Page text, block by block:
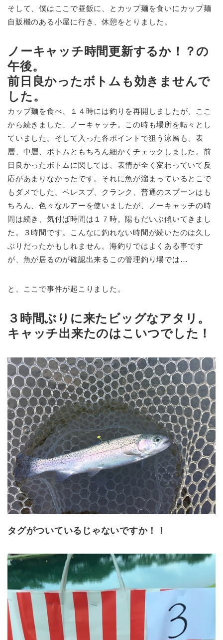
そして、僕はここで昼飯に、とカップ麺を食いにカップ麺
自販機のある小屋に行き、休憩をとりました。
ノーキャッチ時間更新するか！？の
午後。
前日良かったボトムも効きませんで
した。
カップ麺を食べ、１４時には釣りを再開しましたが、ここ
から続きました、ノーキャッチ。この時も場所を転々とし
ていました。そして入った各ポイントで狙う泳層も、表
層、中層、ボトムともちろん細かくチェックしました。前
日良かったボトムに関しては、表情が全く変わっていて反
応があまりなかったです。それに魚が溜まっているとこで
もダメでした。ペレスプ、クランク、普通のスプーンはも
ちろん、色々なルアーを使いましたが、ノーキャッチの時
間は続き、気付ば時間は１７時。陽もだいぶ傾いてきまし
た。３時間です。こんなに釣れない時間が続いたのは久し
ぶりだったかもしれません。海釣りではよくある事です
が、魚が居るのが確認出来るこの管理釣り場では…
と、ここで事件が起こりました。
３時間ぶりに来たビッグなアタリ。
キャッチ出来たのはこいつでした！
タグがついているじゃないですか！！